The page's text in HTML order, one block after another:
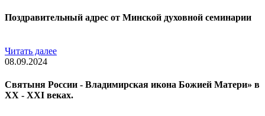
Поздравительный адрес от Минской духовной семинарии
Читать далее
08.09.2024
Cвятыня России - Владимирская икона Божией Матери» в
XX - XXI веках.